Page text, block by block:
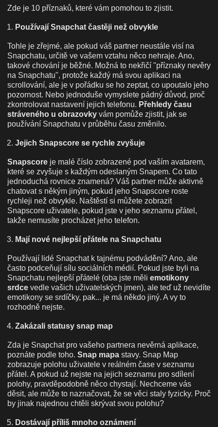
Zde je 10 příznaků, které vám pomohou to zjistit.
Používají Snapchat častěji než obvykle
Tohle je zřejmé, ale pokud váš partner neustále visí na
Snapchatu, určitě ve vašem vztahu něco nehraje. Ano,
takové chování je běžné. Možná to nekřičí "příznaky nevěry
na Snapchatu", protože každý má svou aplikaci na
scrollování, ale je v pořádku se ho zeptat, co upoutalo jeho
pozornost. Nebo jednoduše vymyslete pádný důvod, proč
zkontrolovat nastavení jejich telefonu. Přehledy času
stráveného u obrazovky vám pomůže zjistit, jak se
používání Snapchatu v průběhu času změnilo.
Jejich Snapscore se rychle zvyšuje
Snapscore je malé číslo zobrazené pod vaším avatarem,
které se zvyšuje s každým odeslaným Snapem. Co tato
jednoduchá rovnice znamená? Váš partner může aktivně
chatovat s někým jiným, pokud jeho Snapscore roste
rychleji než obvykle. Naštěstí si můžete zobrazit
Snapscore uživatele, pokud jste v jeho seznamu přátel,
takže nemusíte procházet jeho telefon.
Mají nové nejlepší přátele na Snapchatu
Používají lidé Snapchat k tajnému podvádění? Ano, ale
často podceňují sílu sociálních médií. Pokud jste byli na
Snapchatu nejlepší přátelé (oba jste měli emotikony
srdce vedle vašich uživatelských jmen), ale teď už nevidíte
emotikony se srdíčky, pak... je má někdo jiný. A vy to
rozhodně nejste.
Zakázali statusy snap map
Zda je Snapchat pro vašeho partnera nevěrná aplikace,
poznáte podle toho. Snap mapa stavy. Snap Map
zobrazuje polohu uživatele v reálném čase v seznamu
přátel. A pokud už nejste na jejich seznamu pro sdílení
polohy, pravděpodobně něco chystají. Nechceme vás
děsit, ale může to naznačovat, že se věci staly fyzicky. Proč
by jinak najednou chtěli skrývat svou polohu?
Dostávají příliš mnoho oznámení